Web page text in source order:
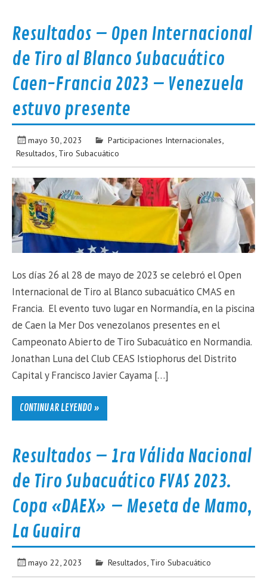
Resultados – Open Internacional
de Tiro al Blanco Subacuático
Caen-Francia 2023 – Venezuela
estuvo presente
mayo 30, 2023 Participaciones Internacionales,
Resultados, Tiro Subacuático
Los días 26 al 28 de mayo de 2023 se celebró el Open
Internacional de Tiro al Blanco subacuático CMAS en
Francia. El evento tuvo lugar en Normandía, en la piscina
de Caen la Mer Dos venezolanos presentes en el
Campeonato Abierto de Tiro Subacuático en Normandia.
Jonathan Luna del Club CEAS Istiophorus del Distrito
Capital y Francisco Javier Cayama […]
CONTINUAR LEYENDO »
Resultados – 1ra Válida Nacional
de Tiro Subacuático FVAS 2023.
Copa «DAEX» – Meseta de Mamo,
La Guaira
mayo 22, 2023 Resultados, Tiro Subacuático